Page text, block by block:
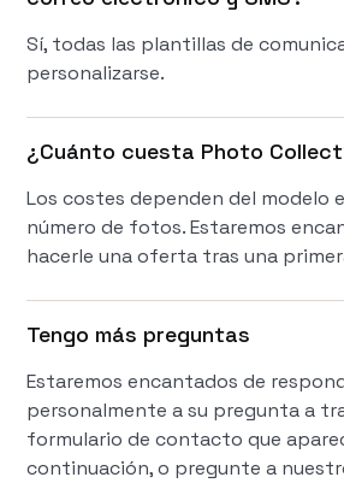
Sí, todas las plantillas de
personalizarse.
¿Cuánto cuesta Photo
Los costes dependen del modelo
número de fotos. Estaremos
hacerle una oferta tras una
Tengo más preguntas
Estaremos encantados de
personalmente a su pregunta a
formulario de contacto que
continuación, o pregunte a